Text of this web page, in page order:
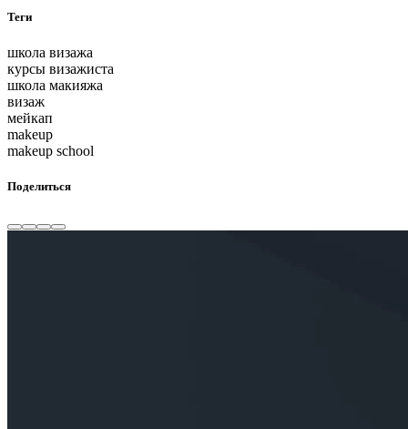
Теги
школа визажа
курсы визажиста
школа макияжа
визаж
мейкап
makeup
makeup school
Поделиться